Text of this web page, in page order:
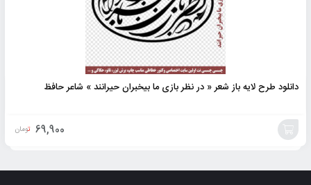
دانلود طرح لایه باز شعر « در نظر بازی ما بیخبران حیرانند » شاعر حافظ
69,900 تومان